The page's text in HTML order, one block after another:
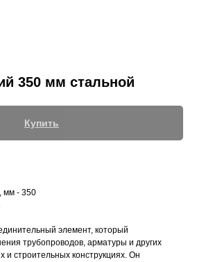
350 мм стальной
Купить
мм - 350
элемент, который
трубопроводов, арматуры и других
строительных конструкциях. Он